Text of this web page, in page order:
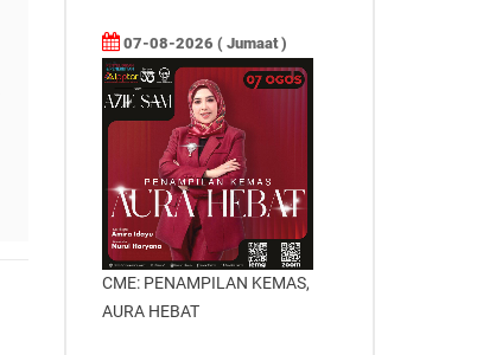
07-08-2026 ( Jumaat )
CME: PENAMPILAN KEMAS,
AURA HEBAT